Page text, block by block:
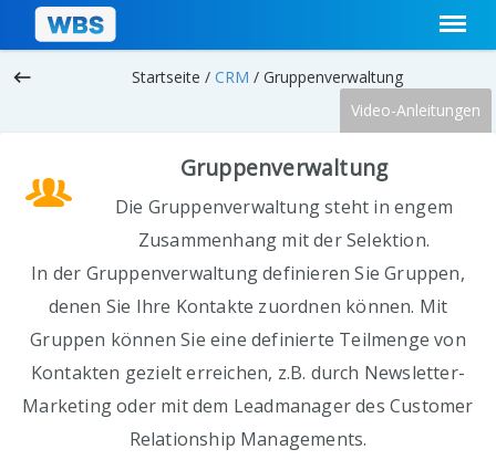
keyboard_backspace Startseite /CRM / Gruppenverwaltung
Video-Anleitungen
Gruppenverwaltung
Die Gruppenverwaltung steht in engem
Zusammenhang mit der Selektion.
In der Gruppenverwaltung definieren Sie Gruppen,
denen Sie Ihre Kontakte zuordnen können. Mit
Gruppen können Sie eine definierte Teilmenge von
Kontakten gezielt erreichen, z.B. durch Newsletter-
Marketing oder mit dem Leadmanager des Customer
Relationship Managements.